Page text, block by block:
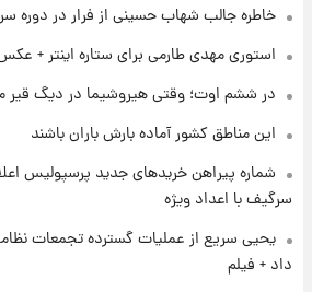
۱ روز پیش
فال حافظ پنجشنبه ۱۵ مرداد ماه ۱۴۰۵
خاطره جالب شهاب حسینی از فرار در دوره
استوری مهدی طارمی برای ستاره اینتر +
در ششم اوت؛ وقتی هیروشیما در دیگ
این مناطق کشور آماده بارش باران باشند
شماره پیراهن خریدهای جدید پرسپولیس
سرگیف با اعداد ویژه
یحیی سریع از عملیات گسترده تجمعات
داد + فیلم